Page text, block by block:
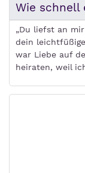
Wie schnell
„Du liefst an
dein
war Liebe auf
heiraten, weil